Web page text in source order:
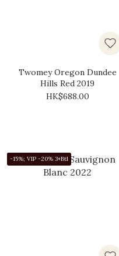
Twomey Oregon Dundee
Hills Red 2019
HK$688.00
-15%; VIP -20% 3+Btl